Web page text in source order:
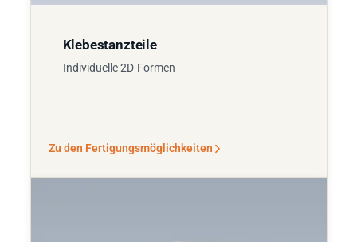
Klebestanzteile
Individuelle 2D-Formen
Zu den Fertigungsmöglichkeiten